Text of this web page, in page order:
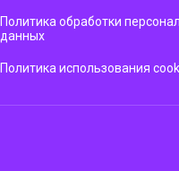
Политика обработки
данных
Политика использования